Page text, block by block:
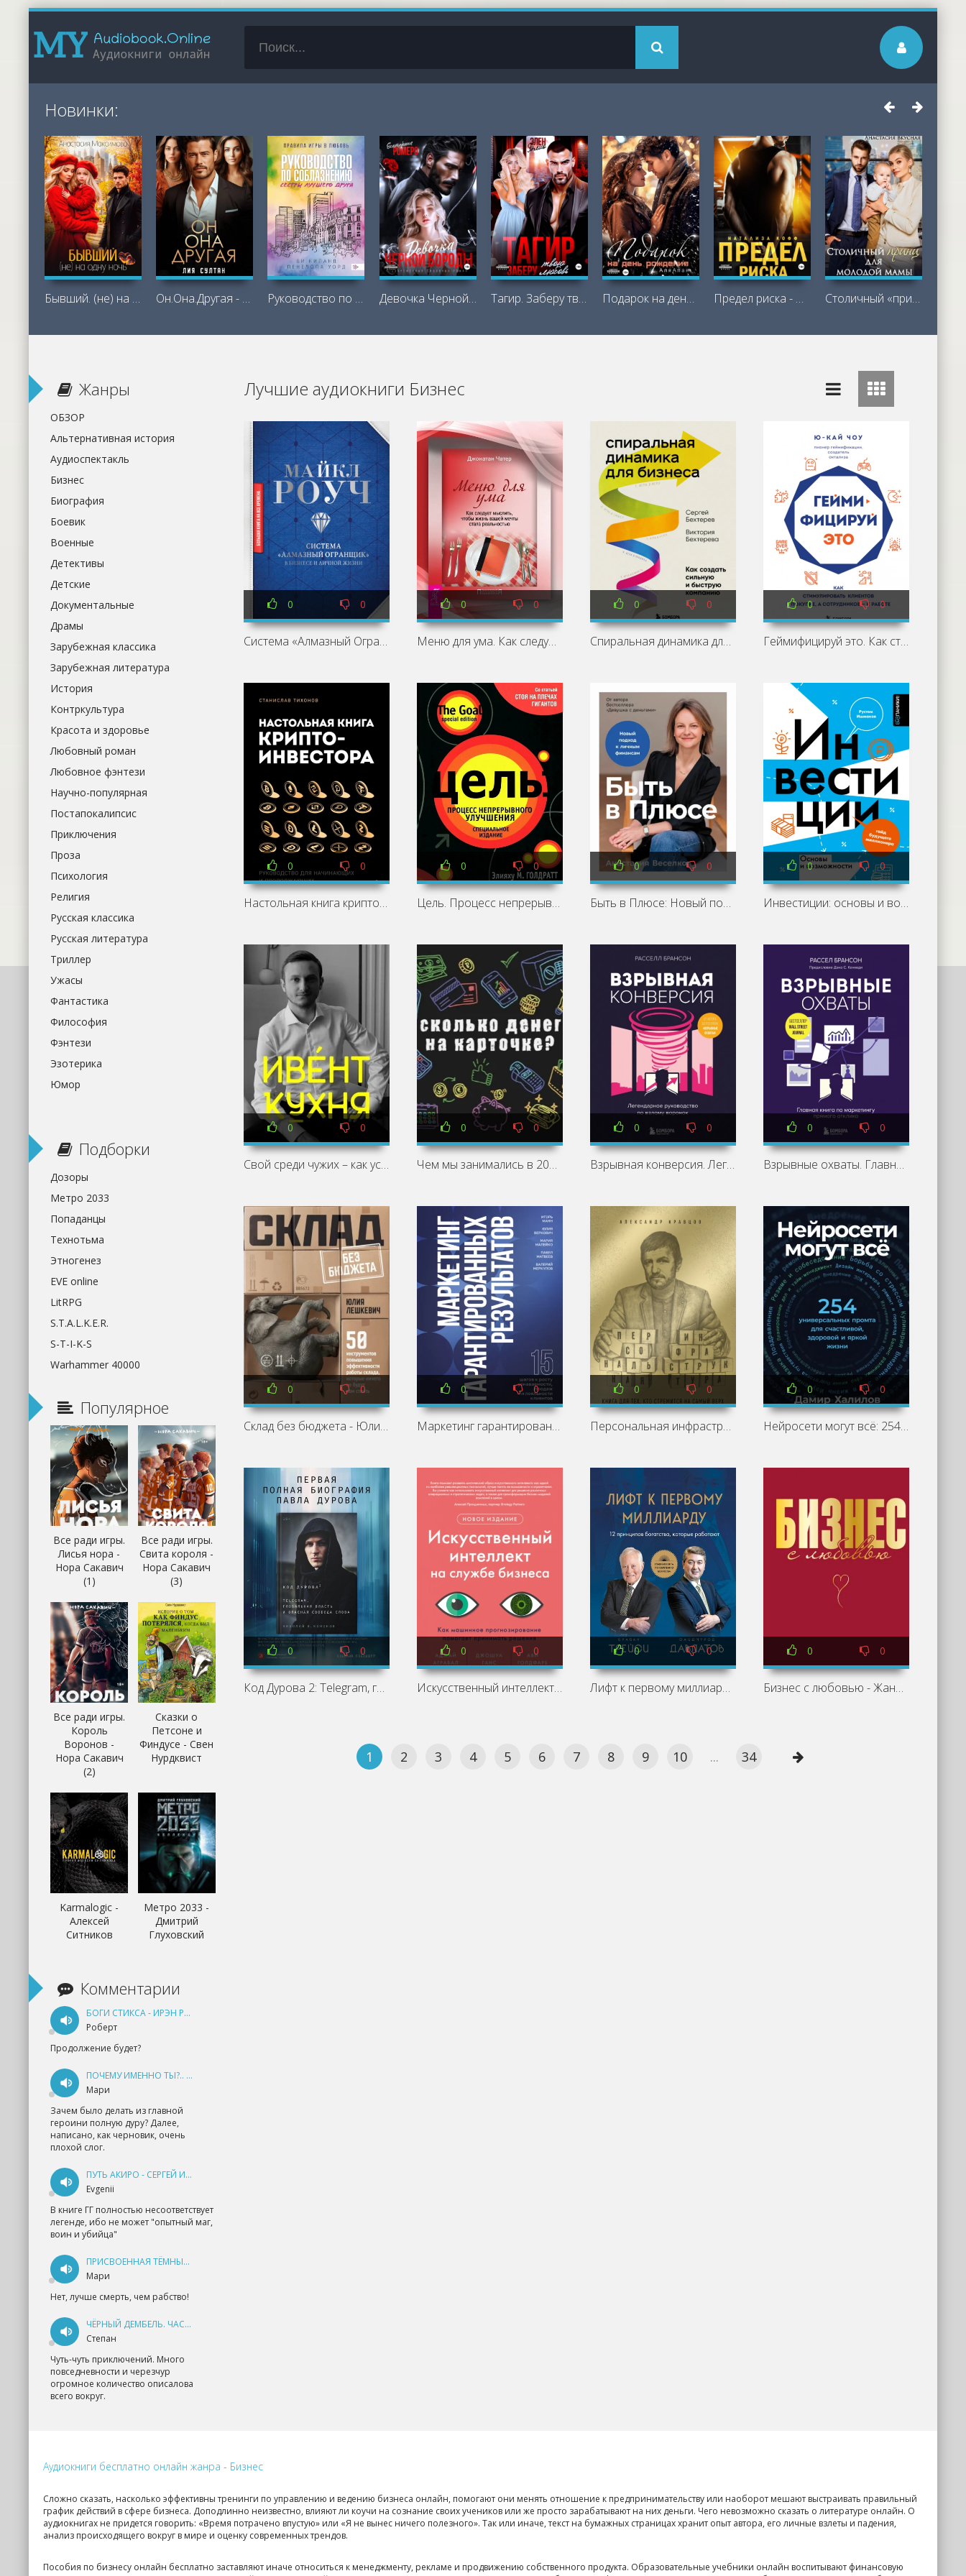
Новинки:
Бывший. (не) на одну ночь - Максимова Он.Она.Другая - Лия Султан Руководство по соблазнению сестры Девочка Черной Бороды - Екатерина Ромеро Тагир. Заберу твою любовь - Элен Блио Подарок на день рождения - Аля Алая Предел риска - Натализа Кофф Столичный «принц для молодой мамы -
Лучшие аудиокниги Бизнес
0 0
Система «Алмазный Огранщик: в бизнесе и личной жизни - Майкл Роуч
0 0
Меню для ума. Как следует мыслить, чтобы жизнь вашей мечты стала реальностью - Джонатан Чатер
0 0
Спиральная динамика для бизнеса. Как создать сильную и быструю компанию - Сергей Бехтерев, Виктория Бехтерева
0 0
Геймифицируй это. Как стимулировать клиентов к покупке, а сотрудников – к работе - Ю-Кай Чоу
0 0
Настольная книга криптоинвестора. Руководство для начинающих и продолжающих - Станислав Тихонов
0 0
Цель. Процесс непрерывного улучшения - Элияху Голдратт
0 0
Быть в Плюсе: Новый подход к личным финансам - Веселко Анастасия
0 0
Инвестиции: основы и возможности. Гайд будущего миллионера - Ишмаков Рустем
0 0
Свой среди чужих – как устроен ивент-бизнес на Ближнем Востоке? - Илья По
0 0
Чем мы занимались в 2016 году, главные краши зумеров, почему бренды не справляются с репутационными - Оля Микитась, Алексей Крючков, Олеся
0 0
Взрывная конверсия. Легендарное руководство по взлому воронок - Расселл Брансон
0 0
Взрывные охваты. Главная книга по маркетингу прямого отклика - Расселл Брансон
0 0
Склад без бюджета - Юлия Лешкевич
0 0
Маркетинг гарантированных результатов - Игорь Манн
0 0
Персональная инфраструктура. Книга для тех, кто собрался на самый верх - Александр Кравцов
0 0
Нейросети могут всё: 254 универсальных промта для счастливой, здоровой и яркой жизни - Дамир Халилов
0 0
Код Дурова 2: Telegram, глобальная власть и опасная свобода слова - Кононов Николай В.
0 0
Искусственный интеллект на службе бизнеса. Как машинное прогнозирование помогает принимать решения - Ави Голдфарб, Аджей Агравал, Ганс
0 0
Лифт к первому миллиарду. 12 принципов богатства, которые работают - Брайан Трейси, Саидмурод Давлатов
0 0
Бизнес с любовью - Жанна Специальная
1 2 3 4 5 6 7 8 9 10 ... 34
Жанры
ОБЗОР
Альтернативная история
Аудиоспектакль
Бизнес
Биография
Боевик
Военные
Детективы
Детские
Документальные
Драмы
Зарубежная классика
Зарубежная литература
История
Контркультура
Красота и здоровье
Любовный роман
Любовное фэнтези
Научно-популярная
Постапокалипсис
Приключения
Проза
Психология
Религия
Русская классика
Русская литература
Триллер
Ужасы
Фантастика
Философия
Фэнтези
Эзотерика
Юмор
Подборки
Дозоры
Метро 2033
Попаданцы
Технотьма
Этногенез
EVE online
LitRPG
S.T.A.L.K.E.R.
S-T-I-K-S
Warhammer 40000
Популярное
Все ради игры.
Лисья нора -
Нора Сакавич
(1)
Все ради игры.
Свита короля -
Нора Сакавич
(3)
Все ради игры.
Король
Воронов -
Нора Сакавич
(2)
Сказки о
Петсоне и
Финдусе - Свен
Нурдквист
Karmalogic -
Алексей
Ситников
Метро 2033 -
Дмитрий
Глуховский
Комментарии
БОГИ СТИКСА - ИРЭН РУДКЕВИЧ
Роберт
Продолжение будет?
ПОЧЕМУ ИМЕННО ТЫ?.. КНИГА 1 - ЕКАТЕРИНА ЮДИНА
Мари
Зачем было делать из главной
героини полную дуру? Далее,
написано, как черновик, очень
плохой слог.
ПУТЬ АКИРО - СЕРГЕЙ ИЗМАЙЛОВ
Evgenii
В книге ГГ полностью несоответствует
легенде, ибо не может "опытный маг,
воин и убийца"
ПРИСВОЕННАЯ ТЁМНЫМ. ПРОКЛЯТАЯ ЛЮБОВЬ - АННА ГЕРР
Мари
Нет, лучше смерть, чем рабство!
ЧЁРНЫЙ ДЕМБЕЛЬ. ЧАСТЬ 1 - АНДРЕЙ ФЕДИН
Степан
Чуть-чуть приключений. Много
повседневности и черезчур
огромное количество описалова
всего вокруг.
Аудиокниги бесплатно онлайн жанра - Бизнес
Сложно сказать, насколько эффективны тренинги по управлению и ведению бизнеса онлайн, помогают они менять отношение к предпринимательству или наоборот мешают выстраивать правильный
график действий в сфере бизнеса. Доподлинно неизвестно, влияют ли коучи на сознание своих учеников или же просто зарабатывают на них деньги. Чего невозможно сказать о литературе онлайн. О
аудиокнигах не придется говорить: «Время потрачено впустую» или «Я не вынес ничего полезного». Так или иначе, текст на бумажных страницах хранит опыт автора, его личные взлеты и падения,
анализ происходящего вокруг в мире и оценку современных трендов.
Пособия по бизнесу онлайн бесплатно заставляют иначе относиться к менеджменту, рекламе и продвижению собственного продукта. Образовательные учебники онлайн воспитывают финансовую